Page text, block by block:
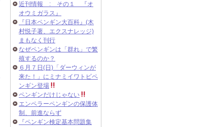
近刊情報 : その１ 『オ
オウミガラス』
『日本ペンギン大百科』(木
村悦子著、エクスナレッジ)
まもなく刊行
なぜペンギンは「群れ」で繁
殖するのか？
６月７日(日)「ダーウィンが
来た！」にミナミイワトビペ
ンギン登場
ペンギンだけじゃない
エンペラーペンギンの保護体
制、前進ならず
『ペンギン検定基本問題集